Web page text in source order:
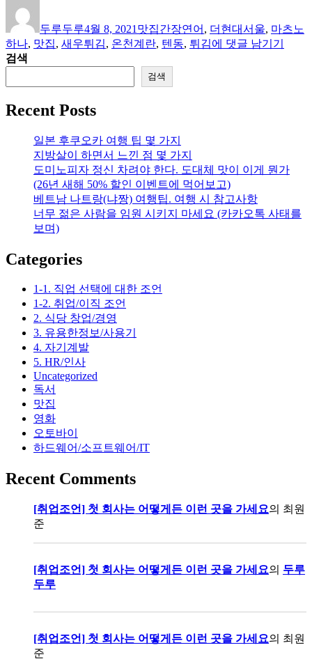
이
두루두루일
자
4월 8, 2021고
리
맛집간장연어 , 더현대서울, 마츠노
하나, 맛집, 새우튀김, 온천계란, 텐동, 튀김[맛
마
츠
노
하
에 댓글 남기기
검색
검색
Recent Posts
일본 후쿠오카 여행 팁 몇 가지
지방살이 하면서 느낀 점 몇 가지
도미노피자 정신 차려야 한다. 도대체 맛이 이게 뭔가
(26년 새해 50% 할인 이벤트에 먹어보고)
베트남 나트랑(냐짱) 여행팁. 여행 시 참고사항
너무 젊은 사람을 임원 시키지 마세요 (카카오톡 사태를
보며)
Categories
1-1. 직업 선택에 대한 조언
1-2. 취업/이직 조언
2. 식당 창업/경영
3. 유용한정보/사용기
4. 자기계발
5. HR/인사
Uncategorized
독서
맛집
영화
오토바이
하드웨어/소프트웨어/IT
Recent Comments
[취업조언] 첫 회사는 어떻게든 이런 곳을 가세요의 최원
준
[취업조언] 첫 회사는 어떻게든 이런 곳을 가세요의 두루
두루
[취업조언] 첫 회사는 어떻게든 이런 곳을 가세요의 최원
준